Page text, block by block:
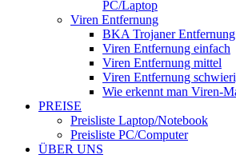
PC/Laptop
Viren Entfernung
BKA Trojaner Entfernung
Viren Entfernung einfach
Viren Entfernung mittel
Viren Entfernung
Wie erkennt man Viren-
PREISE
Preisliste Laptop/Notebook
Preisliste PC/Computer
ÜBER UNS